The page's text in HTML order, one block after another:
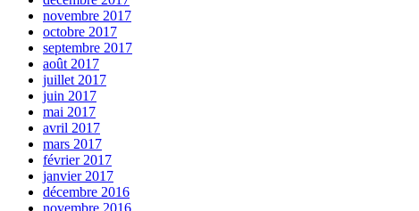
novembre 2017
octobre 2017
septembre 2017
août 2017
juillet 2017
juin 2017
mai 2017
avril 2017
mars 2017
février 2017
janvier 2017
décembre 2016
novembre 2016